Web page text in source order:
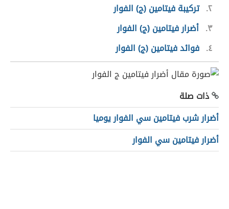
٢ تركيبة فيتامين (ج) الفوار
٣ أضرار فيتامين (ج) الفوار
٤ فوائد فيتامين (ج) الفوار
ذات صلة
أضرار شرب فيتامين سي الفوار يوميا
أضرار فيتامين سي الفوار